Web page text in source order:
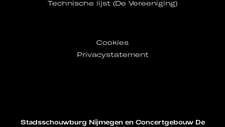
Technische lijst (De Vereeniging)
Cookies
Privacystatement
Stadsschouwburg Nijmegen en Concertgebouw De